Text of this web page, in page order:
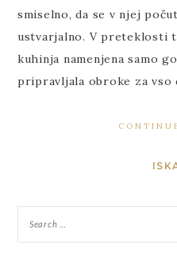
smiselno, da se v njej
ustvarjalno. V preteklosti
kuhinja namenjena samo
pripravljala obroke za vso